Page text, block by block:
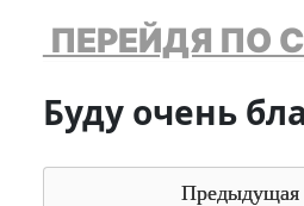
ПЕРЕЙДЯ ПО
Буду очень
Предыдущая